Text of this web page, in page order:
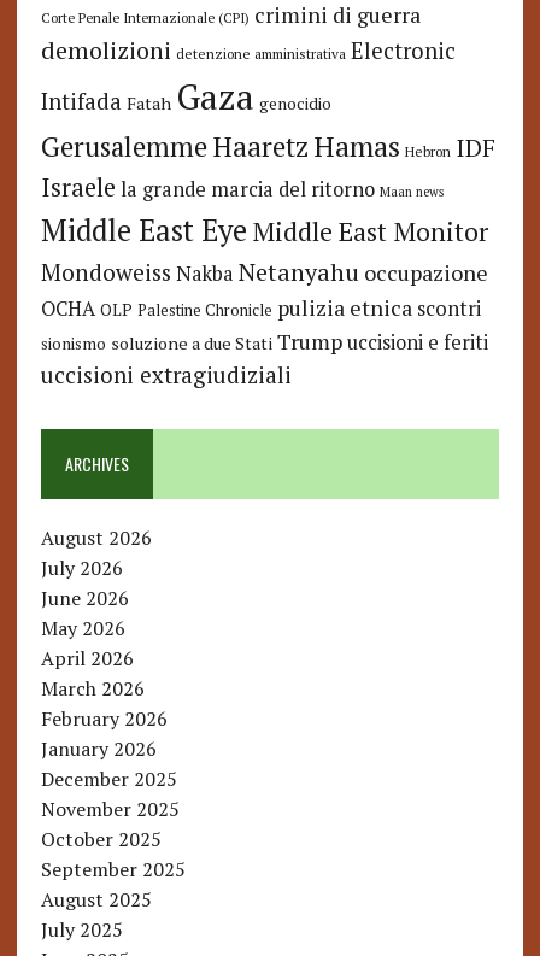
Corte Penale Internazionale (CPI) crimini di guerra
demolizioni detenzione amministrativa Electronic
Intifada Fatah Gaza genocidio
GerusalemmeHaaretzHamas Hebron IDF
Israele la grande marcia del ritorno Maan news
Middle East Eye Middle East Monitor
Mondoweiss Nakba Netanyahu occupazione
OCHA OLP Palestine Chronicle pulizia etnica scontri
sionismo soluzione a due Stati Trump uccisioni e feriti
uccisioni extragiudiziali
ARCHIVES
August 2026
July 2026
June 2026
May 2026
April 2026
March 2026
February 2026
January 2026
December 2025
November 2025
October 2025
September 2025
August 2025
July 2025